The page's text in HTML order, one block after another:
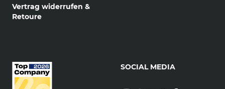
Vertrag widerrufen &
Retoure
SOCIAL MEDIA